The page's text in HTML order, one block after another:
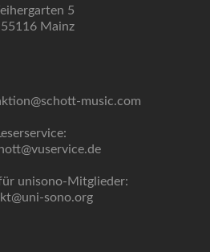
5
55116 Mainz
music.com
unisono-Mitglieder:
sono.org